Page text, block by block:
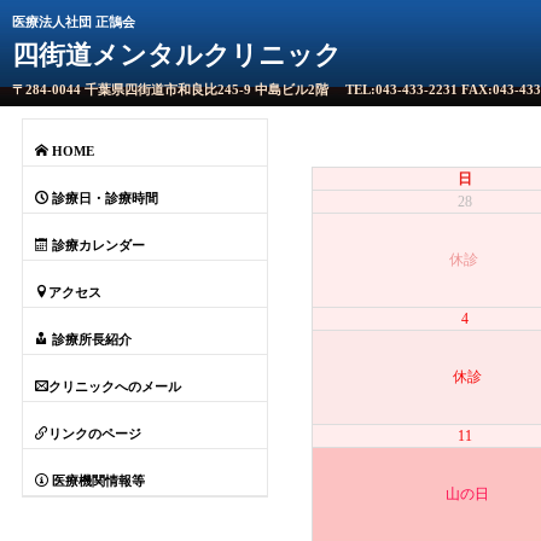
医療法人社団 正鵠会
四街道メンタルクリニック
〒284-0044 千葉県四街道市和良比245-9 中島ビル2階TEL:043-433-2231FAX:043-
日
28
休診
4
休診
11
山の日
HOME
診療日・診療時間
診療カレンダー
アクセス
診療所長紹介
クリニックへのメール
リンクのページ
医療機関情報等